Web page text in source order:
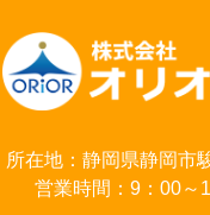
所在地：静岡県静岡市
営業時間：9：00～